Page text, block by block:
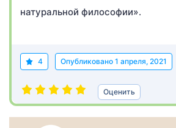
натуральной философии».
4 Опубликовано 1 апреля, 2021
Оценить